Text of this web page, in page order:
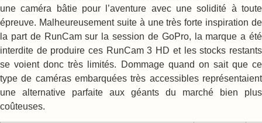
une caméra bâtie pour l’aventure avec une solidité à toute
épreuve. Malheureusement suite à une très forte inspiration de
la part de RunCam sur la session de GoPro, la marque a été
interdite de produire ces RunCam 3 HD et les stocks restants
se voient donc très limités. Dommage quand on sait que ce
type de caméras embarquées très accessibles représentaient
une alternative parfaite aux géants du marché bien plus
coûteuses.